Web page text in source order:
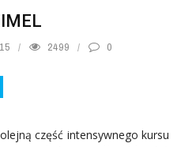
2499 0
część intensywnego kursu